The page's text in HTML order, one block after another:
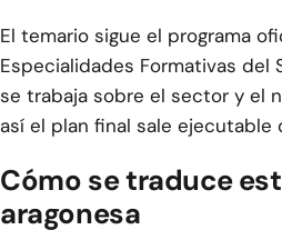
El temario sigue el programa
Especialidades Formativas del
se trabaja sobre el sector y el
así el plan final sale ejecutable
Cómo se traduce
aragonesa